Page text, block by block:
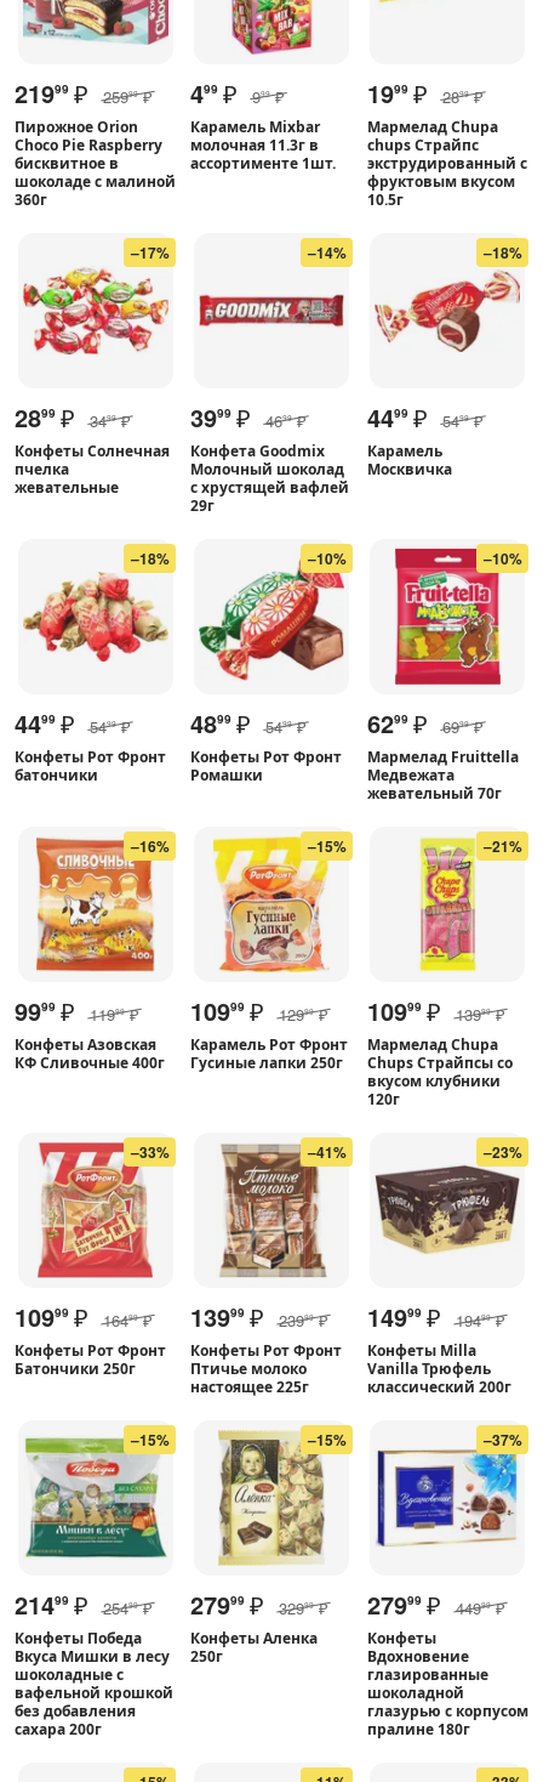
21999 ₽ 25999 ₽
Пирожное Orion
Choco Pie Raspberry
бисквитное в
шоколаде с малиной
360г
499 ₽ 999 ₽
Карамель Mixbar
молочная 11.3г в
ассортименте 1шт.
1999 ₽ 2899 ₽
Мармелад Chupa
chups Страйпс
экструдированный с
фруктовым вкусом
10.5г
–17%
2899 ₽ 3499 ₽
Конфеты Солнечная
пчелка
жевательные
–14%
3999 ₽ 4699 ₽
Конфета Goodmix
Молочный шоколад
с хрустящей вафлей
29г
–18%
4499 ₽ 5499 ₽
Карамель
Москвичка
–18%
4499 ₽ 5499 ₽
Конфеты Рот Фронт
батончики
–10%
4899 ₽ 5499 ₽
Конфеты Рот Фронт
Ромашки
–10%
6299 ₽ 6999 ₽
Мармелад Fruittella
Медвежата
жевательный 70г
–16%
9999 ₽ 11999 ₽
Конфеты Азовская
КФ Сливочные 400г
–15%
10999 ₽ 12999 ₽
Карамель Рот Фронт
Гусиные лапки 250г
–21%
10999 ₽ 13999 ₽
Мармелад Chupa
Chups Страйпсы cо
вкусом клубники
120г
–33%
10999 ₽ 16499 ₽
Конфеты Рот Фронт
Батончики 250г
–41%
13999 ₽ 23999 ₽
Конфеты Рот Фронт
Птичье молоко
настоящее 225г
–23%
14999 ₽ 19499 ₽
Конфеты Milla
Vanilla Трюфель
классический 200г
–15%
21499 ₽ 25499 ₽
Конфеты Победа
Вкуса Мишки в лесу
шоколадные с
вафельной крошкой
без добавления
сахара 200г
–15%
27999 ₽ 32999 ₽
Конфеты Аленка
250г
–37%
27999 ₽ 44999 ₽
Конфеты
Вдохновение
глазированные
шоколадной
глазурью с корпусом
пралине 180г